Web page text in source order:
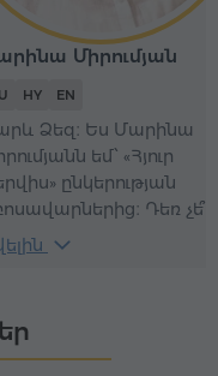
Միրումյան
HY EN
Ձեզ։ Ես Մարինա
եմ՝ «Հյուր
ընկերության
Դեռ չե՞ք
Հայաստանը։ Այդ
անպայման
«Հյուր Սերվիս»-ի
կողմից անցկացվող